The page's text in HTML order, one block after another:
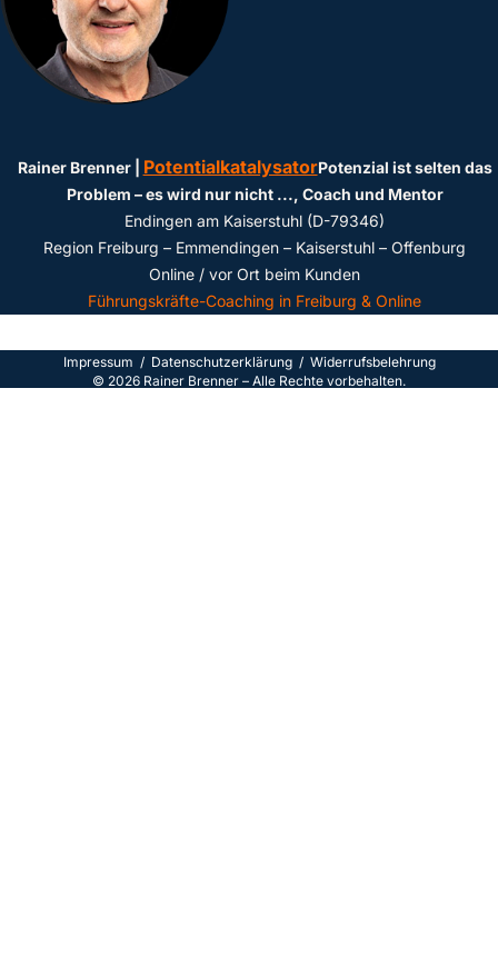
Rainer Brenner | PotentialkatalysatorPotenzial ist selten das
Problem – es wird nur nicht ..., Coach und Mentor
Endingen am Kaiserstuhl (D-79346)
Region Freiburg – Emmendingen – Kaiserstuhl – Offenburg
Online / vor Ort beim Kunden
Führungskräfte-Coaching in Freiburg & Online
Impressum / Datenschutzerklärung / Widerrufsbelehrung
© 2026 Rainer Brenner – Alle Rechte vorbehalten.